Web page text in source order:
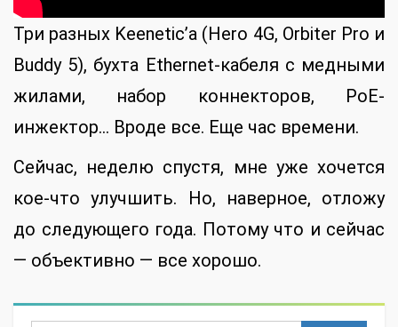
Три разных Keenetic’а (Hero 4G, Orbiter Pro и
Buddy 5), бухта Ethernet-кабеля с медными
жилами, набор коннекторов, PoE-
инжектор… Вроде все. Еще час времени.
Сейчас, неделю спустя, мне уже хочется
кое-что улучшить. Но, наверное, отложу
до следующего года. Потому что и сейчас
— объективно — все хорошо.